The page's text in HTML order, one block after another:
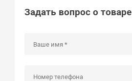
Задать вопрос о товаре